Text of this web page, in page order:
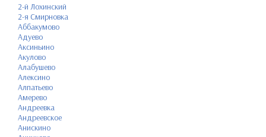
2-й Лохинский
2-я Смирновка
Аббакумово
Адуево
Аксиньино
Акулово
Алабушево
Алексино
Алпатьево
Амерево
Андреевка
Андреевское
Анискино